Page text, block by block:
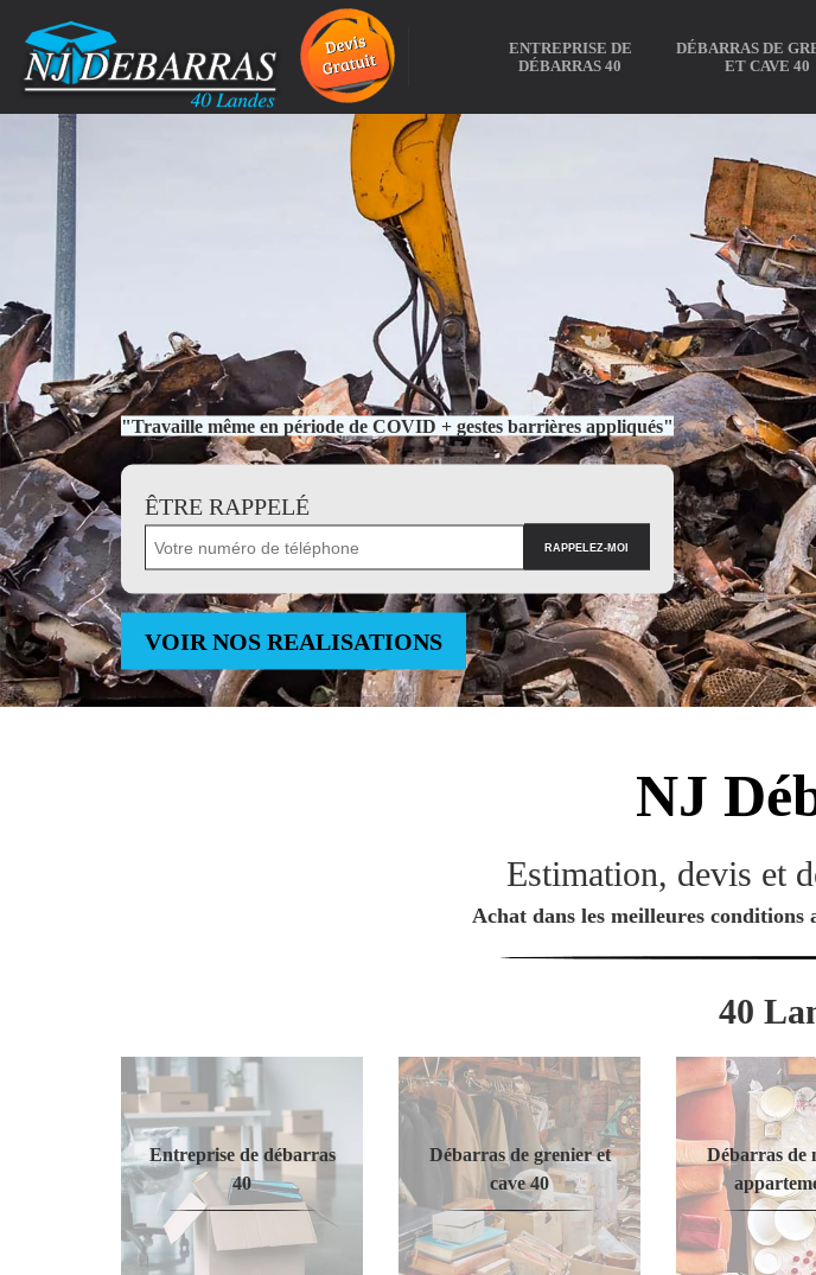
ENTREPRISE DE
DÉBARRAS 40
DÉBARRAS DE
ET CAVE 40
"Travaille même en période de COVID + gestes barrières appliqués"
ÊTRE RAPPELÉ
VOIR NOS REALISATIONS
NJ
Estimation, devis et
Achat dans les meilleures conditions
40
Entreprise de débarras
40
Débarras de grenier et
cave 40
Débarras de